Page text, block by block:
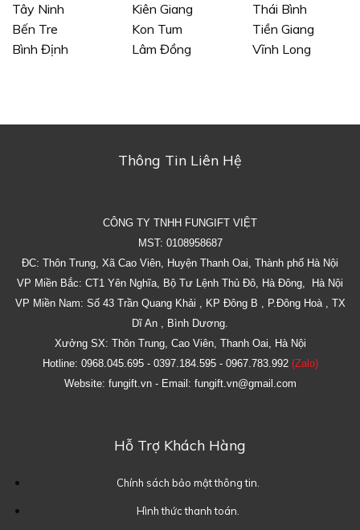
Tây Ninh
Bến Tre
Bình Định
Kiên Giang
Kon Tum
Lâm Đồng
Thái Bình
Tiền Giang
Vĩnh Long
Thông Tin Liên Hệ
CÔNG TY TNHH FUNGIFT VIỆT
MST: 0108958687
ĐC: Thôn Trung, Xã Cao Viên, Huyện Thanh Oai, Thành phố Hà Nội
VP Miền Bắc: CT1 Yên Nghĩa, Bộ Tư Lệnh Thủ Đô, Hà Đông, Hà Nội
VP Miền Nam: Số 43 Trần Quang Khải , KP Đông B , P.Đông Hoà , TX
Dĩ An , Bình Dương.
Xưởng SX: Thôn Trung, Cao Viên, Thanh Oai, Hà Nội
Hotline: 0968.045.695 - 0397.184.595 - 0967.783.992 (Zalo)
Website: fungift.vn - Email: fungift.vn@gmail.com
Hỗ Trợ Khách Hàng
Chính sách bảo mật thông tin.
Hình thức thanh toán.